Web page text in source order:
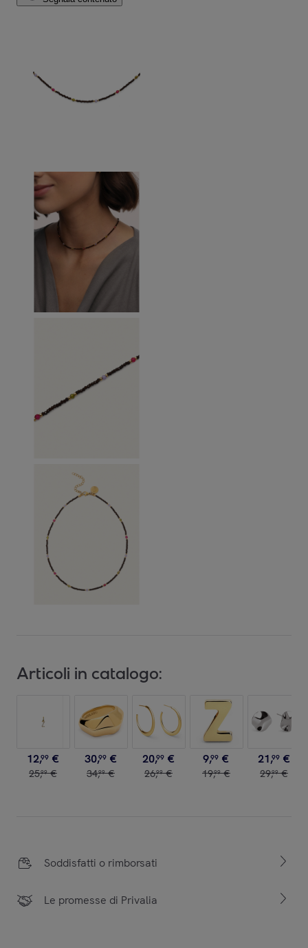
Articoli in catalogo:
12,99 €
25,99 €
30,99 €
34,99 €
20,99 €
26,99 €
9,99 €
19,99 €
21,99 €
29,99 €
Soddisfatti o rimborsati
Le promesse di Privalia